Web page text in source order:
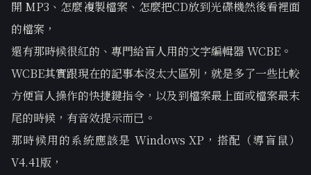
開 MP3、怎麼複製檔案、怎麼把CD放到光碟機然後看裡面
的檔案，
還有那時候很紅的、專門給盲人用的文字編輯器 WCBE。
WCBE其實跟現在的記事本沒太大區別，就是多了一些比較
方便盲人操作的快捷鍵指令，以及到檔案最上面或檔案最末
尾的時候，有音效提示而已。
那時候用的系統應該是 Windows XP，搭配（導盲鼠）
V4.41版，